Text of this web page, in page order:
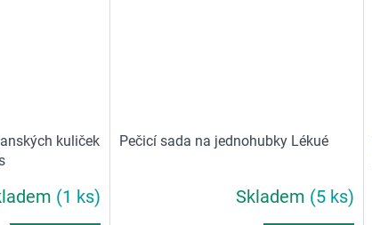
kuliček
(1 ks)
Pečicí sada na jednohubky Lékué
Skladem (5 ks)